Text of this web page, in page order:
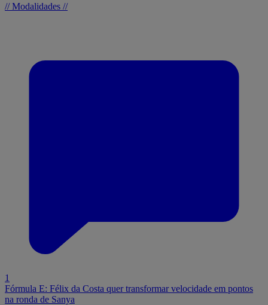
// Modalidades //
1
Fórmula E: Félix da Costa quer transformar velocidade em pontos
na ronda de Sanya